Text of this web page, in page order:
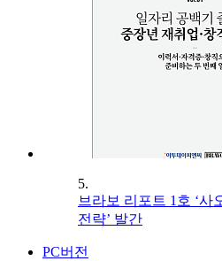
5.
브라보 리포트 1호 ‘사
전략’ 발간
PC버전